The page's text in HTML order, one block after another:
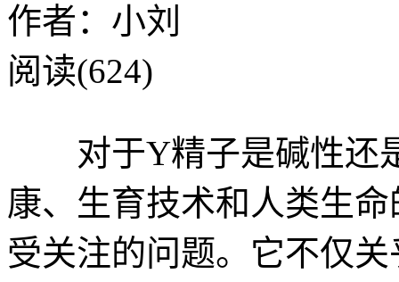
作者：小刘
阅读(624)
对于Y精子是碱性还
康、生育技术和人类生
受关注的问题。它不仅